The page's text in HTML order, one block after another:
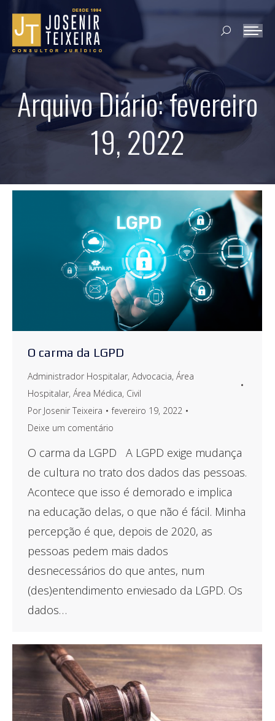
Search:
Arquivo Diário:fevereiro
19, 2022
O carma da LGPD
Administrador Hospitalar, Advocacia, Área
Hospitalar, Área Médica, Civil
Por Josenir Teixeira
fevereiro 19, 2022
Deixe um comentário
O carma da LGPD A LGPD exige mudança
de cultura no trato dos dados das pessoas.
Acontece que isso é demorado e implica
na educação delas, o que não é fácil. Minha
percepção é que, depois de 2020, as
pessoas pedem mais dados
desnecessários do que antes, num
(des)entendimento enviesado da LGPD. Os
dados…